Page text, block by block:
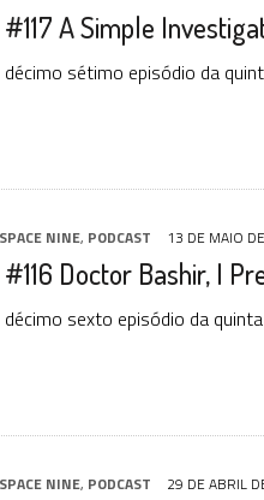
A Simple
sétimo episódio da
NINE, PODCAST 13 DE MAIO
Doctor Bashir, I
sexto episódio da
NINE, PODCAST 29 DE ABRIL